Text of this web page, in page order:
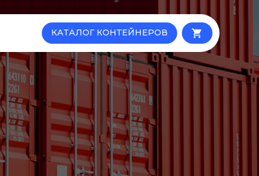
КАТАЛОГ КОНТЕЙНЕРОВ local_grocery_store